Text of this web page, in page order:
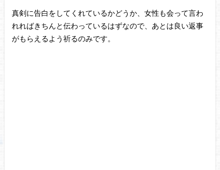
真剣に告白をしてくれているかどうか、女性も会って言わ
れればきちんと伝わっているはずなので、あとは良い返事
がもらえるよう祈るのみです。